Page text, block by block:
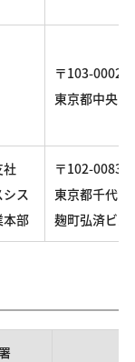
〒103-0002
東京都中央
社
ス
本部
〒102-0083
東京都千代
麹町弘済ビル